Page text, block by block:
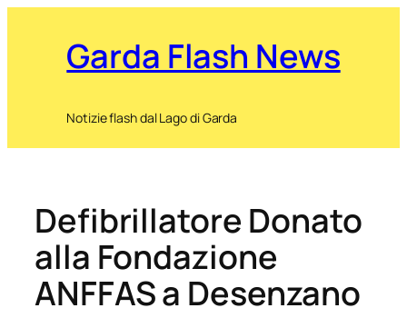
Garda Flash News
Notizie flash dal Lago di Garda
Defibrillatore Donato
alla Fondazione
ANFFAS a Desenzano